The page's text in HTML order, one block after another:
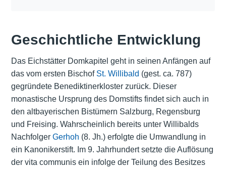
Geschichtliche Entwicklung
Das Eichstätter Domkapitel geht in seinen Anfängen auf
das vom ersten Bischof St. Willibald (gest. ca. 787)
gegründete Benediktinerkloster zurück. Dieser
monastische Ursprung des Domstifts findet sich auch in
den altbayerischen Bistümern Salzburg, Regensburg
und Freising. Wahrscheinlich bereits unter Willibalds
Nachfolger Gerhoh (8. Jh.) erfolgte die Umwandlung in
ein Kanonikerstift. Im 9. Jahrhundert setzte die Auflösung
der vita communis ein infolge der Teilung des Besitzes